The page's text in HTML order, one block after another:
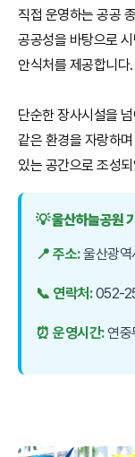
직접 운영하는 공공
공공성을 바탕으로
안식처를 제공합니다.
단순한 장사시설을
같은 환경을 자랑하
있는 공간으로 조성
💡 울산하늘공원
📍 주소:울산광역
📞 연락처:052-
⏰ 운영시간:연중